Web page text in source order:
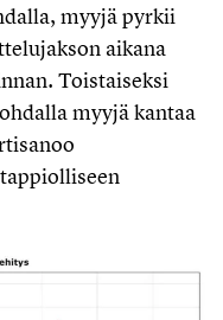
myyjä pyrkii
aikana
Toistaiseksi
myyjä kantaa